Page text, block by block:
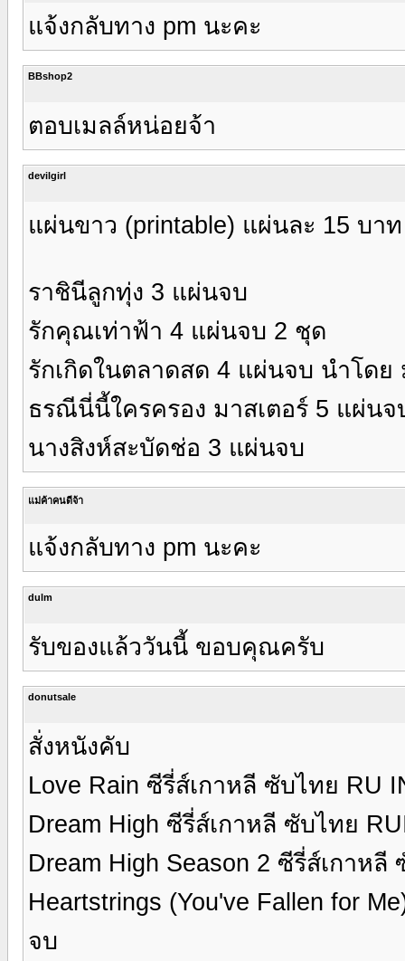
แจ้งกลับทาง pm นะคะ
BBshop2
ตอบเมลล์หน่อยจ้า
devilgirl
แผ่นขาว (printable) แผ่นละ 15 บาท
ราชินีลูกทุ่ง 3 แผ่นจบ
รักคุณเท่าฟ้า 4 แผ่นจบ 2 ชุด
รักเกิดในตลาดสด 4 แผ่นจบ นำโดย
ธรณีนี่นี้ใครครอง มาสเตอร์ 5 แผ่นจ
นางสิงห์สะบัดช่อ 3 แผ่นจบ
แม่ค้าคนดีจ้า
แจ้งกลับทาง pm นะคะ
dulm
รับของแล้ววันนี้ ขอบคุณครับ
donutsale
สั่งหนังคับ
Love Rain ซีรี่ส์เกาหลี ซับไทย RU
Dream High ซีรี่ส์เกาหลี ซับไทย
Dream High Season 2 ซีรี่ส์เกาห
Heartstrings (You've Fallen for
จบ